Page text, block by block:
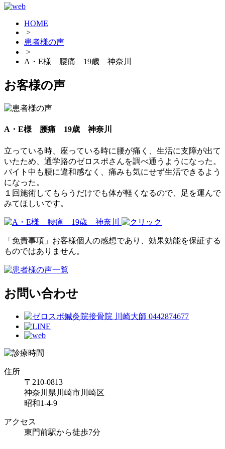
HOME
>
患者様の声
>
A・E様 腰痛 19歳 神奈川
お客様の声
A・E様 腰痛 19歳 神奈川
立っている時、座っている時に腰が痛く、生活に支障が出て
いたため、通学路のゼロスポさんを調べ通うようになった。
バイト中も腰に違和感なく、痛みも気にせず生活できるよう
になった。
１回施術してもらうだけでも体が軽くなるので、足を運んで
みてほしいです。
「免責事項」お客様個人の感想であり、効果効能を保証する
ものではありません。
お問い合わせ
住所
〒210-0813
神奈川県川崎市川崎区
昭和1-4-9
アクセス
東門前駅から徒歩7分